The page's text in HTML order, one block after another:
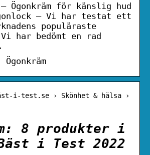
för känslig hud
– Vi har testat ett
populäraste
har bedömt en rad
i-test.se › Skönhet & hälsa ›
8 produkter i
i Test 2022